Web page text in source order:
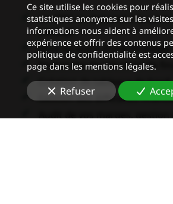
UnCFO on demandà la carte
partagé
Mise en place d’une stratégie
Recherche de solutions de
Création de tableaux de bord
Gestion des difficultés
Ce site utilise les cookies pour
statistiques anonymes sur les
informations nous aident à
expérience et offrir des contenus
politique de confidentialité est
page dans les mentions légales.
Refuser